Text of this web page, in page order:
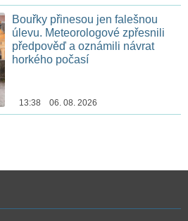
Bouřky přinesou jen falešnou
úlevu. Meteorologové zpřesnili
předpověď a oznámili návrat
horkého počasí
13:38 06. 08. 2026